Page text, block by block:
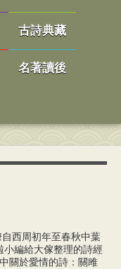
古詩典藏
名著讀後
自西周初年至春秋中葉
小編給大傢整理的詩經
關於愛情的詩：關雎